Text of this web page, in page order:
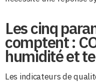
Les cinq
comptent :
humidité et
Les indicateurs de